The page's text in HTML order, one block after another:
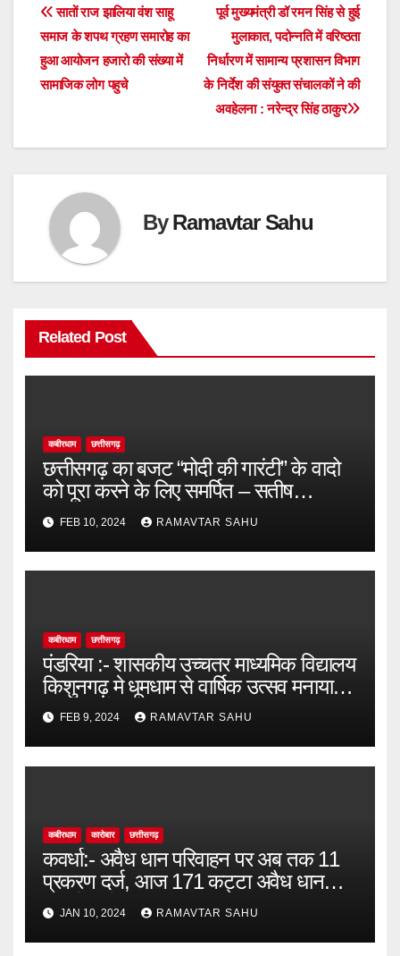
Post
navigation
पूर्व मुख्यमंत्री डॉ रमन सिंह से हुई
मुलाकात, पदोन्नति में वरिष्ठता
निर्धारण में सामान्य प्रशासन विभाग
के निर्देश की संयुक्त संचालकों ने की
अवहेलना : नरेन्द्र सिंह ठाकुर
सातों राज झालिया वंश साहू
समाज के शपथ ग्रहण समारोह का
हुआ आयोजन हजारो की संख्या में
सामाजिक लोग पहुचे
ByRamavtar Sahu
Related Post
कबीरधाम छत्तीसगढ़
छत्तीसगढ़ का बजट “मोदी की गारंटी” के वादो
को पूरा करने के लिए समर्पित – सतीष
चन्द्राकर
FEB 10, 2024 RAMAVTAR SAHU
कबीरधाम छत्तीसगढ़
पंडरिया :- शासकीय उच्चतर माध्यमिक विद्यालय
किशुनगढ़ मे धूमधाम से वार्षिक उत्सव मनाया
गया जिसमें मुख्य अतिथि उपाध्यक्ष जनपद
पंचायत पंडरिया तुलश राम कश्यप।
FEB 9, 2024 RAMAVTAR SAHU
कबीरधाम कारोबार छत्तीसगढ़
कवर्धा:- अवैध धान परिवाहन पर अब तक 11
प्रकरण दर्ज, आज 171 कट्टा अवैध धान
भागुटोला में जप्त।
JAN 10, 2024 RAMAVTAR SAHU